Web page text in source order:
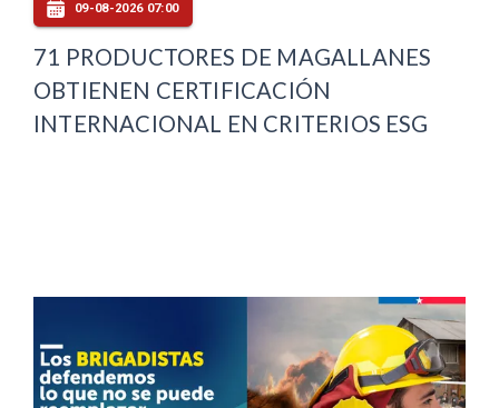
09-08-2026 07:00
71 PRODUCTORES DE MAGALLANES
OBTIENEN CERTIFICACIÓN
INTERNACIONAL EN CRITERIOS ESG